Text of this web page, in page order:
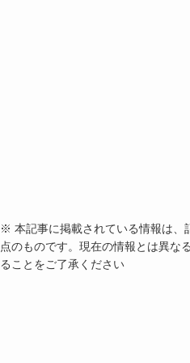
※ 本記事に掲載されている情報は、
点のものです。現在の情報とは異な
ることをご了承ください